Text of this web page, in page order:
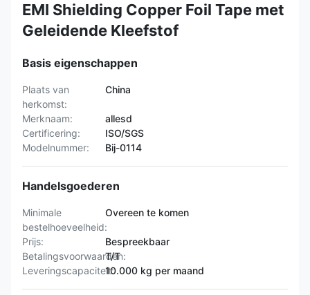
EMI Shielding Copper Foil Tape met
Geleidende Kleefstof
Basis eigenschappen
Plaats van
herkomst:
China
Merknaam:
allesd
Certificering:
ISO/SGS
Modelnummer:
Bij-0114
Handelsgoederen
Minimale
bestelhoeveelheid:
Overeen te komen
Prijs:
Bespreekbaar
Betalingsvoorwaarden:
T/T
Leveringscapaciteit:10.000 kg per maand